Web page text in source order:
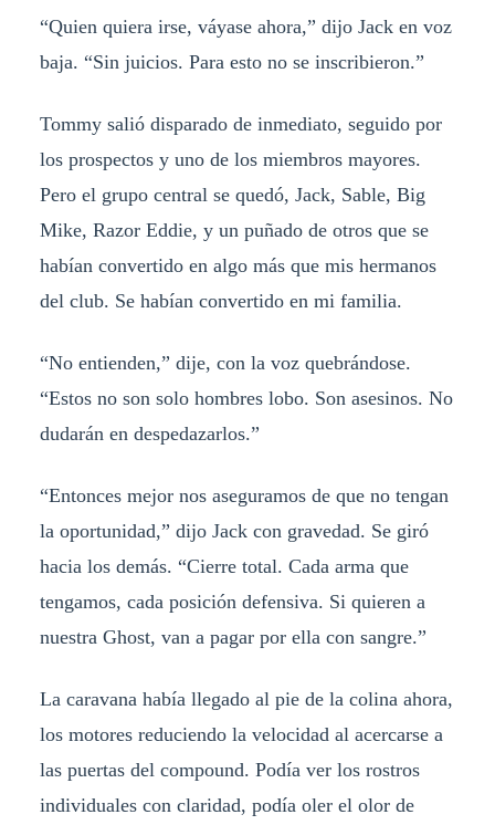
“Quien quiera irse, váyase ahora,” dijo Jack en voz
baja. “Sin juicios. Para esto no se inscribieron.”
Tommy salió disparado de inmediato, seguido por
los prospectos y uno de los miembros mayores.
Pero el grupo central se quedó, Jack, Sable, Big
Mike, Razor Eddie, y un puñado de otros que se
habían convertido en algo más que mis hermanos
del club. Se habían convertido en mi familia.
“No entienden,” dije, con la voz quebrándose.
“Estos no son solo hombres lobo. Son asesinos. No
dudarán en despedazarlos.”
“Entonces mejor nos aseguramos de que no tengan
la oportunidad,” dijo Jack con gravedad. Se giró
hacia los demás. “Cierre total. Cada arma que
tengamos, cada posición defensiva. Si quieren a
nuestra Ghost, van a pagar por ella con sangre.”
La caravana había llegado al pie de la colina ahora,
los motores reduciendo la velocidad al acercarse a
las puertas del compound. Podía ver los rostros
individuales con claridad, podía oler el olor de